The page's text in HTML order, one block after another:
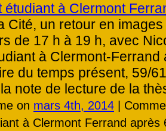
étudiant à Clermont
Cité, un retour en
de 17 h à 19 h, avec
à Clermont-Ferrand
du temps présent, 59/
note de lecture de la
on mars 4th, 2014
à Clermont Ferrand après